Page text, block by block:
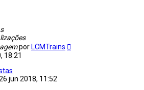
por LCMTrains
18:21
jun 2018, 11:52